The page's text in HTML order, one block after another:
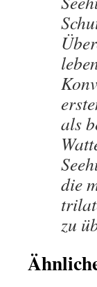
als
die
zu